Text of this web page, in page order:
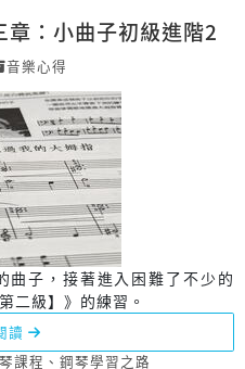
：小曲子初級進階2
音樂心得
曲子，接著進入困難了不少的
二級】》的練習。
讀
課程 、 鋼琴學習之路